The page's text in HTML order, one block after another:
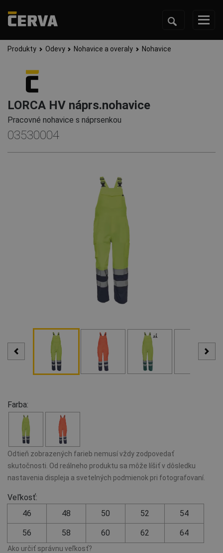
Produkty Odevy Nohavice a overaly Nohavice
LORCA HV náprs.nohavice
Pracovné nohavice s náprsenkou
03530004
Farba:
Odtieň zobrazených farieb nemusí vždy zodpovedať
skutočnosti. Od reálneho produktu sa môže líšiť v dôsledku
nastavenia displeja a svetelných podmienok pri fotografovaní.
Veľkosť:
46
48 50 52 54
56 58 60 62 64
Ako určiť správnu veľkosť?